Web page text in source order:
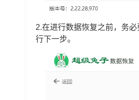
2.在进行数据恢复之前，务
行下一步。